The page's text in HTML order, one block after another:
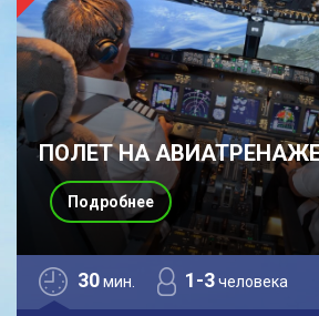
ПОЛЕТ НА
30мин. 1-3человека
Подробнее